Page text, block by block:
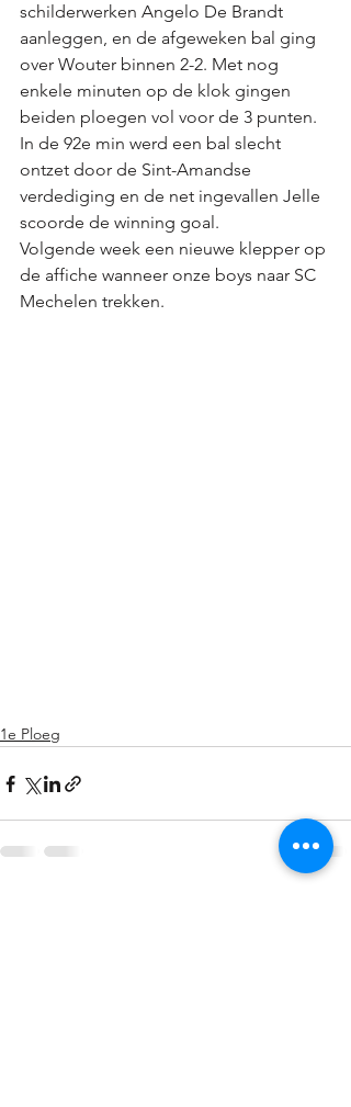
schilderwerken Angelo De Brandt
aanleggen, en de afgeweken bal ging
over Wouter binnen 2-2. Met nog
enkele minuten op de klok gingen
beiden ploegen vol voor de 3 punten.
In de 92e min werd een bal slecht
ontzet door de Sint-Amandse
verdediging en de net ingevallen Jelle
scoorde de winning goal.
Volgende week een nieuwe klepper op
de affiche wanneer onze boys naar SC
Mechelen trekken.
1e Ploeg